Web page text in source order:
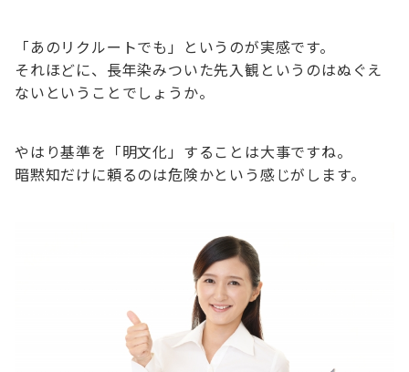
「あのリクルートでも」というのが実感です。
それほどに、長年染みついた先入観というのはぬぐえ
ないということでしょうか。
やはり基準を「明文化」することは大事ですね。
暗黙知だけに頼るのは危険かという感じがします。